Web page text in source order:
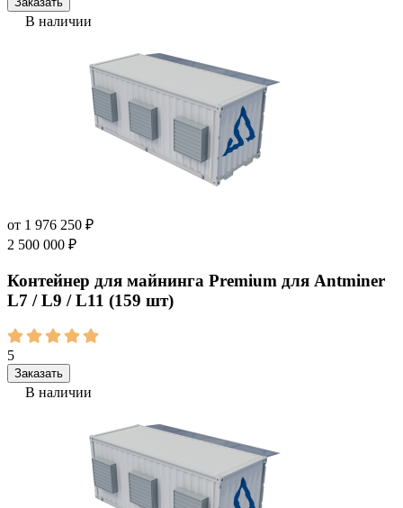
В наличии
от 1 976 250 ₽
2 500 000 ₽
Контейнер для майнинга Premium для Antminer
L7 / L9 / L11 (159 шт)
5
Заказать
В наличии